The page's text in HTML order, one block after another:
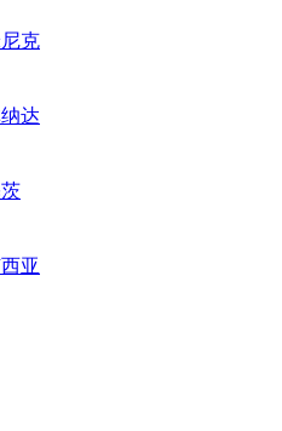
克
达
亚